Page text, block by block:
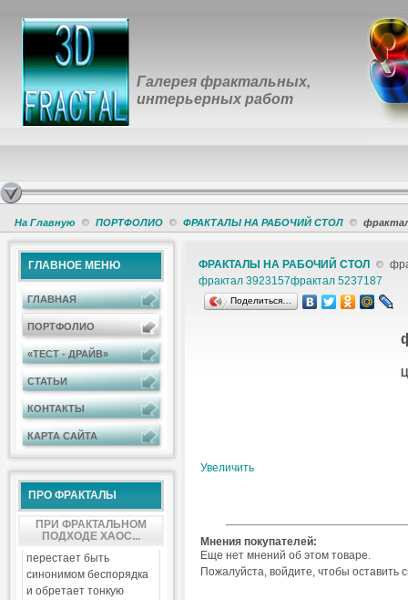
Галерея фрактальных,
интерьерных работ
На Главную ПОРТФОЛИО ФРАКТАЛЫ НА РАБОЧИЙ СТОЛ
ГЛАВНОЕ МЕНЮ
ГЛАВНАЯ
ПОРТФОЛИО
«ТЕСТ - ДРАЙВ»
СТАТЬИ
КОНТАКТЫ
КАРТА САЙТА
ПРО ФРАКТАЛЫ
ПРИ ФРАКТАЛЬНОМ
ПОДХОДЕ ХАОС...
перестает быть
синонимом беспорядка
и обретает тонкую
ФРАКТАЛЫ НА РАБОЧИЙ СТОЛ
фрактал 3923157фрактал 5237187
Поделиться…
Увеличить
Мнения покупателей:
Еще нет мнений об этом товаре.
Пожалуйста, войдите, чтобы оставить